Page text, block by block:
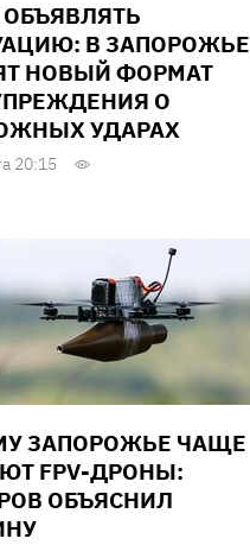
ОБЪЯВЛЯТЬ
В ЗАПОРОЖЬЕ
НОВЫЙ ФОРМАТ
О
УДАРАХ
20:15
ЗАПОРОЖЬЕ ЧАЩЕ
FPV-ДРОНЫ:
ОБЪЯСНИЛ